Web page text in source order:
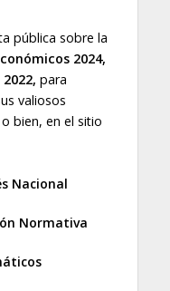
pública sobre la
2024,
para
valiosos
bien, en el sitio
Nacional
Normativa